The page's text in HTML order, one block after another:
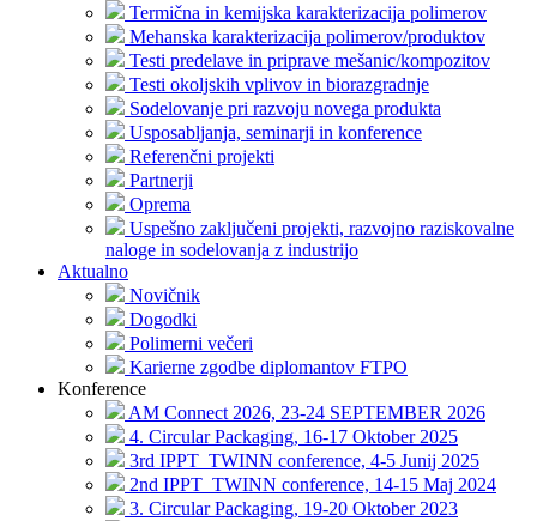
Termična in kemijska karakterizacija polimerov
Mehanska karakterizacija polimerov/produktov
Testi predelave in priprave mešanic/kompozitov
Testi okoljskih vplivov in biorazgradnje
Sodelovanje pri razvoju novega produkta
Usposabljanja, seminarji in konference
Referenčni projekti
Partnerji
Oprema
Uspešno zaključeni projekti, razvojno raziskovalne
naloge in sodelovanja z industrijo
Aktualno
Novičnik
Dogodki
Polimerni večeri
Karierne zgodbe diplomantov FTPO
Konference
AM Connect 2026, 23-24 SEPTEMBER 2026
4. Circular Packaging, 16-17 Oktober 2025
3rd IPPT_TWINN conference, 4-5 Junij 2025
2nd IPPT_TWINN conference, 14-15 Maj 2024
3. Circular Packaging, 19-20 Oktober 2023